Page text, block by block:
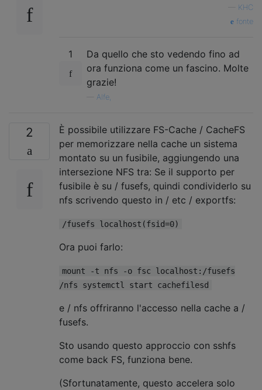
KHC
fonte
1
Da quello che sto vedendo fino ad
ora funziona come un fascino. Molte
grazie!
Alfe,
2
È possibile utilizzare FS-Cache / CacheFS
per memorizzare nella cache un sistema
montato su un fusibile, aggiungendo una
intersezione NFS tra: Se il supporto per
fusibile è su / fusefs, quindi condividerlo su
nfs scrivendo questo in / etc / exportfs:
/fusefs localhost(fsid=0)
Ora puoi farlo:
mount -t nfs -o fsc localhost:/fusefs
/nfs systemctl start cachefilesd
e / nfs offriranno l'accesso nella cache a /
fusefs.
Sto usando questo approccio con sshfs
come back FS, funziona bene.
(Sfortunatamente, questo accelera solo